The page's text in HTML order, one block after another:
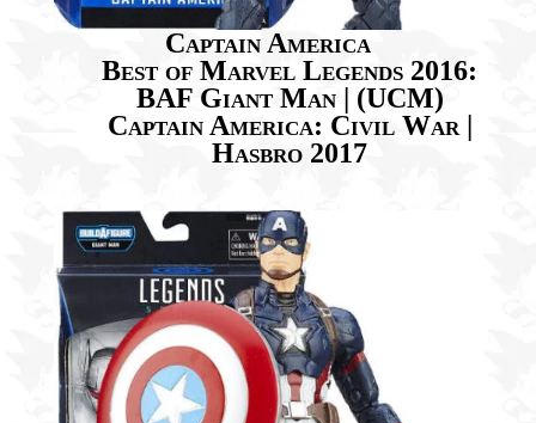
Captain America
Best of Marvel Legends 2016:
BAF Giant Man | (UCM)
Captain America: Civil War |
Hasbro 2017